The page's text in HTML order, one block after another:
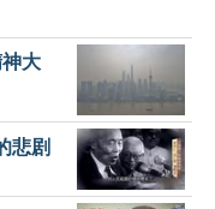
大
悲剧